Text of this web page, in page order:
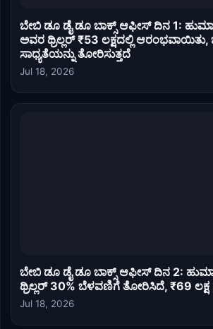
ಬೇಬಿ ಡೂ ಡೈ ಡೂ ಬಾಕ್ಸ್ ಆಫೀಸ್ ದಿನ 1:
ಅವರ ಥ್ರಿಲ್ಲರ್ ₹53 ಲಕ್ಷದಲ್ಲಿ
ಸಾಧ್ಯತೆಯನ್ನು ತೋರಿಸುತ್ತದೆ
Jul 18, 2026
ಬೇಬಿ ಡೂ ಡೈ ಡೂ ಬಾಕ್ಸ್ ಆಫೀಸ್ ದಿನ 2:
ಥ್ರಿಲ್ಲರ್ 30% ಬೆಳವಣಿಗೆ ತೋರಿಸಿದೆ, ₹69
Jul 18, 2026